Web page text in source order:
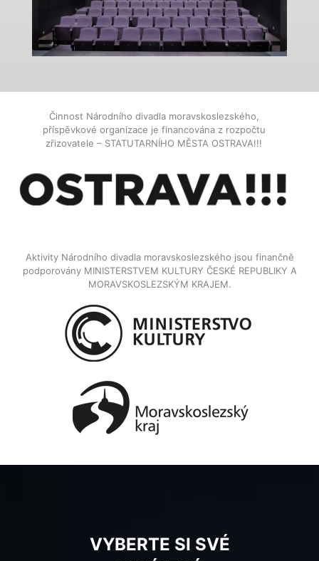
Činnost Národního divadla moravskoslezského,
příspěvkové organizace je financována z rozpočtu
zřizovatele – STATUTARNÍHO MĚSTA OSTRAVA!!!
Aktivity Národního divadla moravskoslezského jsou finančně
podporovány MINISTERSTVEM KULTURY ČESKÉ REPUBLIKY A
MORAVSKOSLEZSKÝM KRAJEM.
VYBERTE SI SVÉ